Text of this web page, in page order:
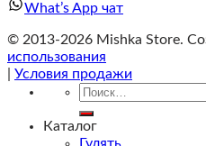
What’s App чат
© 2013-2026 Mishka Store.
использования
Условия продажи
Искать:
Каталог